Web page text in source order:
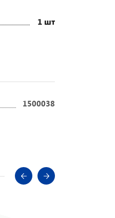
1 шт
1500038